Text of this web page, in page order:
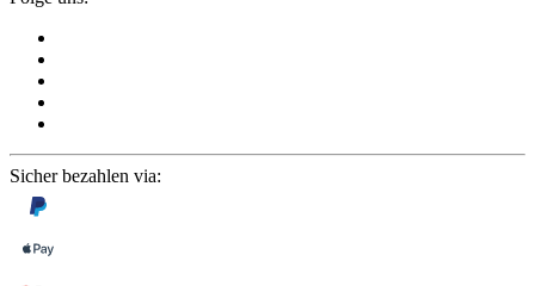
Sicher bezahlen via: